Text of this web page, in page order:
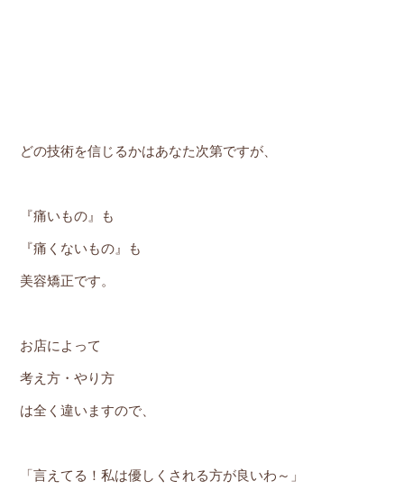
どの技術を信じるかはあなた次第ですが、
『痛いもの』も
『痛くないもの』も
美容矯正です。
お店によって
考え方・やり方
は全く違いますので、
「言えてる！私は優しくされる方が良いわ～」